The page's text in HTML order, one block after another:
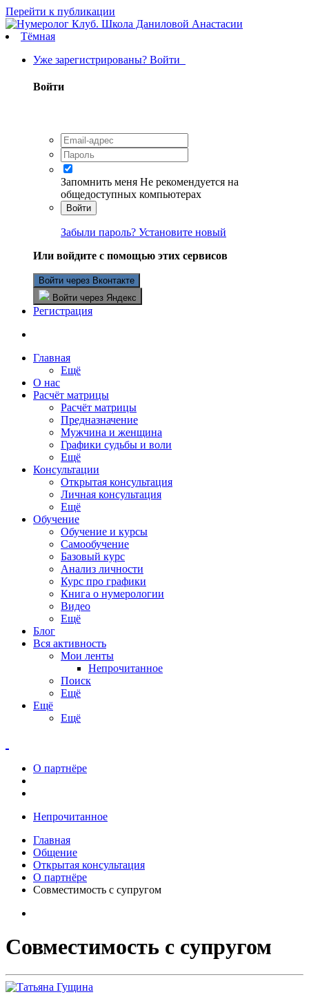
Перейти к публикации
Тёмная
Уже зарегистрированы? Войти
Войти
Запомнить меня Не рекомендуется на
общедоступных компьютерах
Войти
Забыли пароль? Установите новый
Или войдите с помощью этих сервисов
Войти через Вконтакте
Войти через Яндекс
Регистрация
Главная
Ещё
О нас
Расчёт матрицы
Расчёт матрицы
Предназначение
Мужчина и женщина
Графики судьбы и воли
Ещё
Консультации
Открытая консультация
Личная консультация
Ещё
Обучение
Обучение и курсы
Самообучение
Базовый курс
Анализ личности
Курс про графики
Книга о нумерологии
Видео
Ещё
Блог
Вся активность
Мои ленты
Непрочитанное
Поиск
Ещё
Ещё
Ещё
О партнёре
Непрочитанное
Главная
Общение
Открытая консультация
О партнёре
Совместимость с супругом
Совместимость с супругом